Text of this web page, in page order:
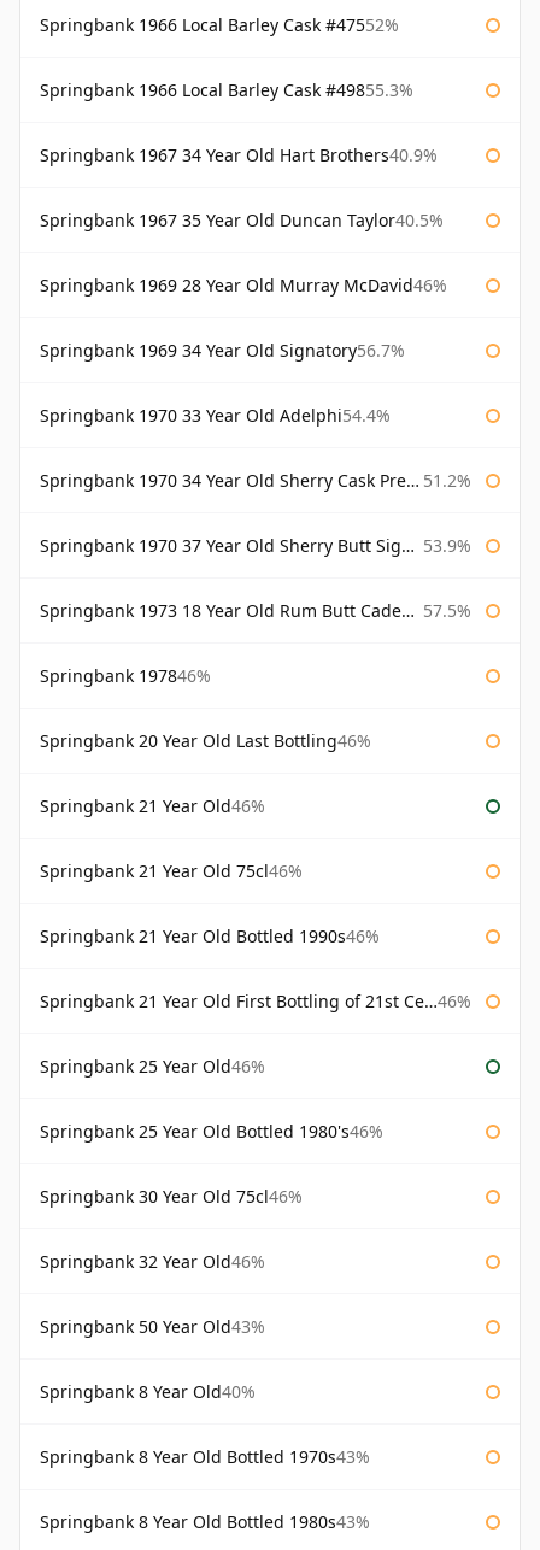
Springbank 1966 Local Barley Cask #47552%
Springbank 1966 Local Barley Cask #49855.3%
Springbank 1967 34 Year Old Hart Brothers40.9%
Springbank 1967 35 Year Old Duncan Taylor40.5%
Springbank 1969 28 Year Old Murray McDavid46%
Springbank 1969 34 Year Old Signatory56.7%
Springbank 1970 33 Year Old Adelphi54.4%
Springbank 1970 34 Year Old Sherry Cask Prestonfield 51.2%
Springbank 1970 37 Year Old Sherry Butt Signatory Cask Strength Collection 53.9%
Springbank 1973 18 Year Old Rum Butt Cadenhead's 57.5%
Springbank 197846%
Springbank 20 Year Old Last Bottling46%
Springbank 21 Year Old46%
Springbank 21 Year Old 75cl46%
Springbank 21 Year Old Bottled 1990s46%
Springbank 21 Year Old First Bottling of 21st Century 46%
Springbank 25 Year Old46%
Springbank 25 Year Old Bottled 1980's46%
Springbank 30 Year Old 75cl46%
Springbank 32 Year Old46%
Springbank 50 Year Old43%
Springbank 8 Year Old40%
Springbank 8 Year Old Bottled 1970s43%
Springbank 8 Year Old Bottled 1980s43%